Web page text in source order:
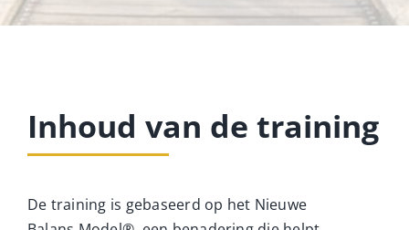
Inhoud van de training
De training is gebaseerd op het Nieuwe